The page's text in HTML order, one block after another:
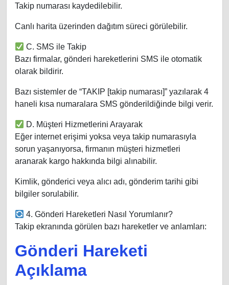
Takip numarası kaydedilebilir.
Canlı harita üzerinden dağıtım süreci görülebilir.
C. SMS ile Takip
Bazı firmalar, gönderi hareketlerini SMS ile otomatik
olarak bildirir.
Bazı sistemler de “TAKIP [takip numarası]” yazılarak 4
haneli kısa numaralara SMS gönderildiğinde bilgi verir.
D. Müşteri Hizmetlerini Arayarak
Eğer internet erişimi yoksa veya takip numarasıyla
sorun yaşanıyorsa, firmanın müşteri hizmetleri
aranarak kargo hakkında bilgi alınabilir.
Kimlik, gönderici veya alıcı adı, gönderim tarihi gibi
bilgiler sorulabilir.
4. Gönderi Hareketleri Nasıl Yorumlanır?
Takip ekranında görülen bazı hareketler ve anlamları:
Gönderi Hareketi
Açıklama